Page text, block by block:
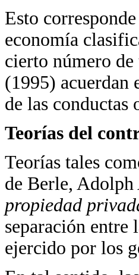
Esto
economía
cierto número
(1995) acuerdan
de las conductas
Teorías del
Teorías tales
de Berle,
propiedad
separación entre
ejercido por los